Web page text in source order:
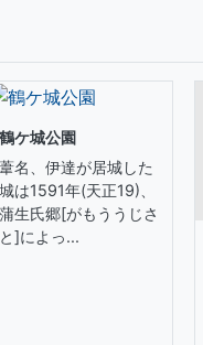
鶴ケ城公園
葦名、伊達が居城した
城は1591年(天正19)、
蒲生氏郷[がもううじさ
と]によっ...